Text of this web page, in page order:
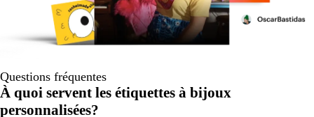
Questions fréquentes
À quoi servent les étiquettes à bijoux
personnalisées?